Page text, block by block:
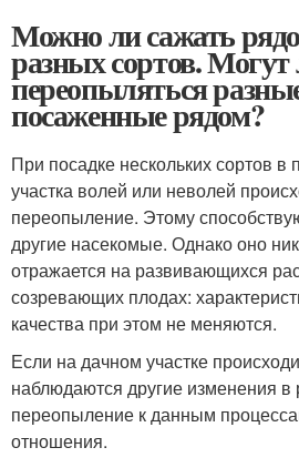
Можно ли сажать
разных сортов. Могут
переопыляться
посаженные рядом?
При посадке нескольких сортов в
участка волей или неволей
переопыление. Этому
другие насекомые. Однако оно
отражается на развивающихся
созревающих плодах:
качества при этом не меняются.
Если на дачном участке
наблюдаются другие изменения в
переопыление к данным
отношения.